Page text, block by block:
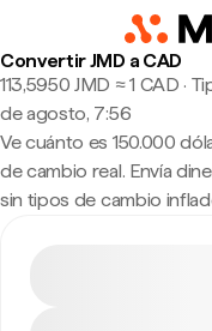
Convertir JMD a CAD
113,5950 JMD ≈ 1 CAD ·
de agosto, 7:56
Ve cuánto es 150.000
de cambio real. Envía
sin tipos de cambio